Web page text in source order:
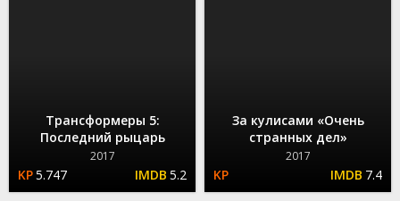
Трансформеры 5:
Последний рыцарь
2017
5.747 5.2
За кулисами «Очень
странных дел»
2017
7.4